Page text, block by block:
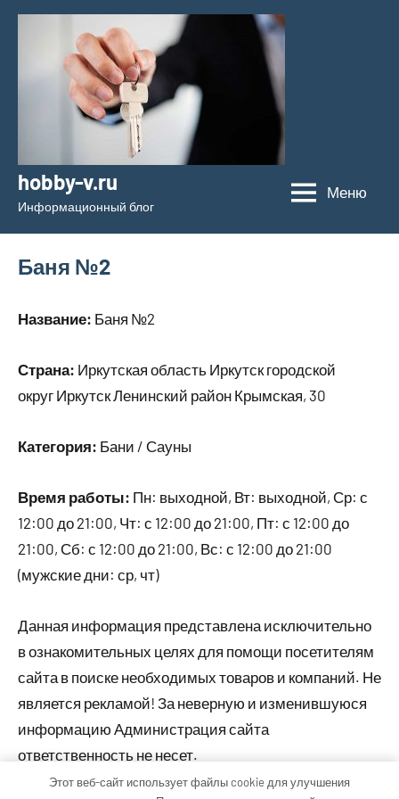
Перейти
содержимому
hobby-v.ru
Информационный блог
Меню
Баня №2
Название: Баня №2
Страна: Иркутская область Иркутск городской
округ Иркутск Ленинский район Крымская, 30
Категория: Бани / Сауны
Время работы: Пн: выходной, Вт: выходной, Ср: с
12:00 до 21:00, Чт: с 12:00 до 21:00, Пт: с 12:00 до
21:00, Сб: с 12:00 до 21:00, Вс: с 12:00 до 21:00
(мужские дни: ср, чт)
Данная информация представлена исключительно
в ознакомительных целях для помощи посетителям
сайта в поиске необходимых товаров и компаний. Не
является рекламой! За неверную и изменившуюся
информацию Администрация сайта
ответственность не несет.
Этот веб-сайт использует файлы cookie для улучшения